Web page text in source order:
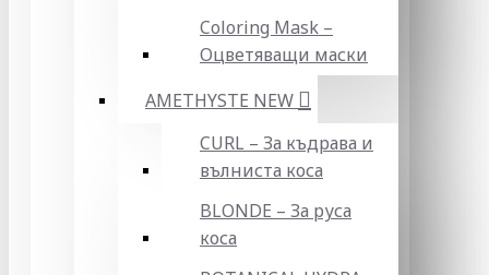
Coloring Mask –
Оцветяващи маски
AMETHYSTE NEW
CURL – За къдрава и
вълниста коса
BLONDE – За руса
коса